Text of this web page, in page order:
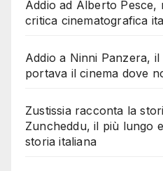
Addio ad Alberto Pesce,
critica cinematografica
Addio a Ninni Panzera,
portava il cinema dove
Zustissia racconta la
Zuncheddu, il più lungo
storia italiana